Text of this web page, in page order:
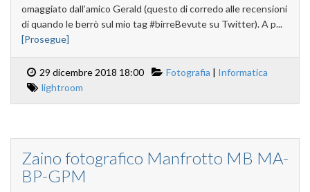
omaggiato dall’amico Gerald (questo di corredo alle recensioni
di quando le berrò sul mio tag #birreBevute su Twitter). A p...
[Prosegue]
29 dicembre 2018 18:00 Fotografia | Informatica
lightroom
Zaino fotografico Manfrotto MB MA-
BP-GPM